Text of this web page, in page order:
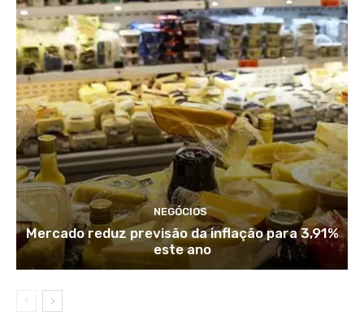
NEGÓCIOS
Mercado reduz previsão da inflação para 3,91%
este ano